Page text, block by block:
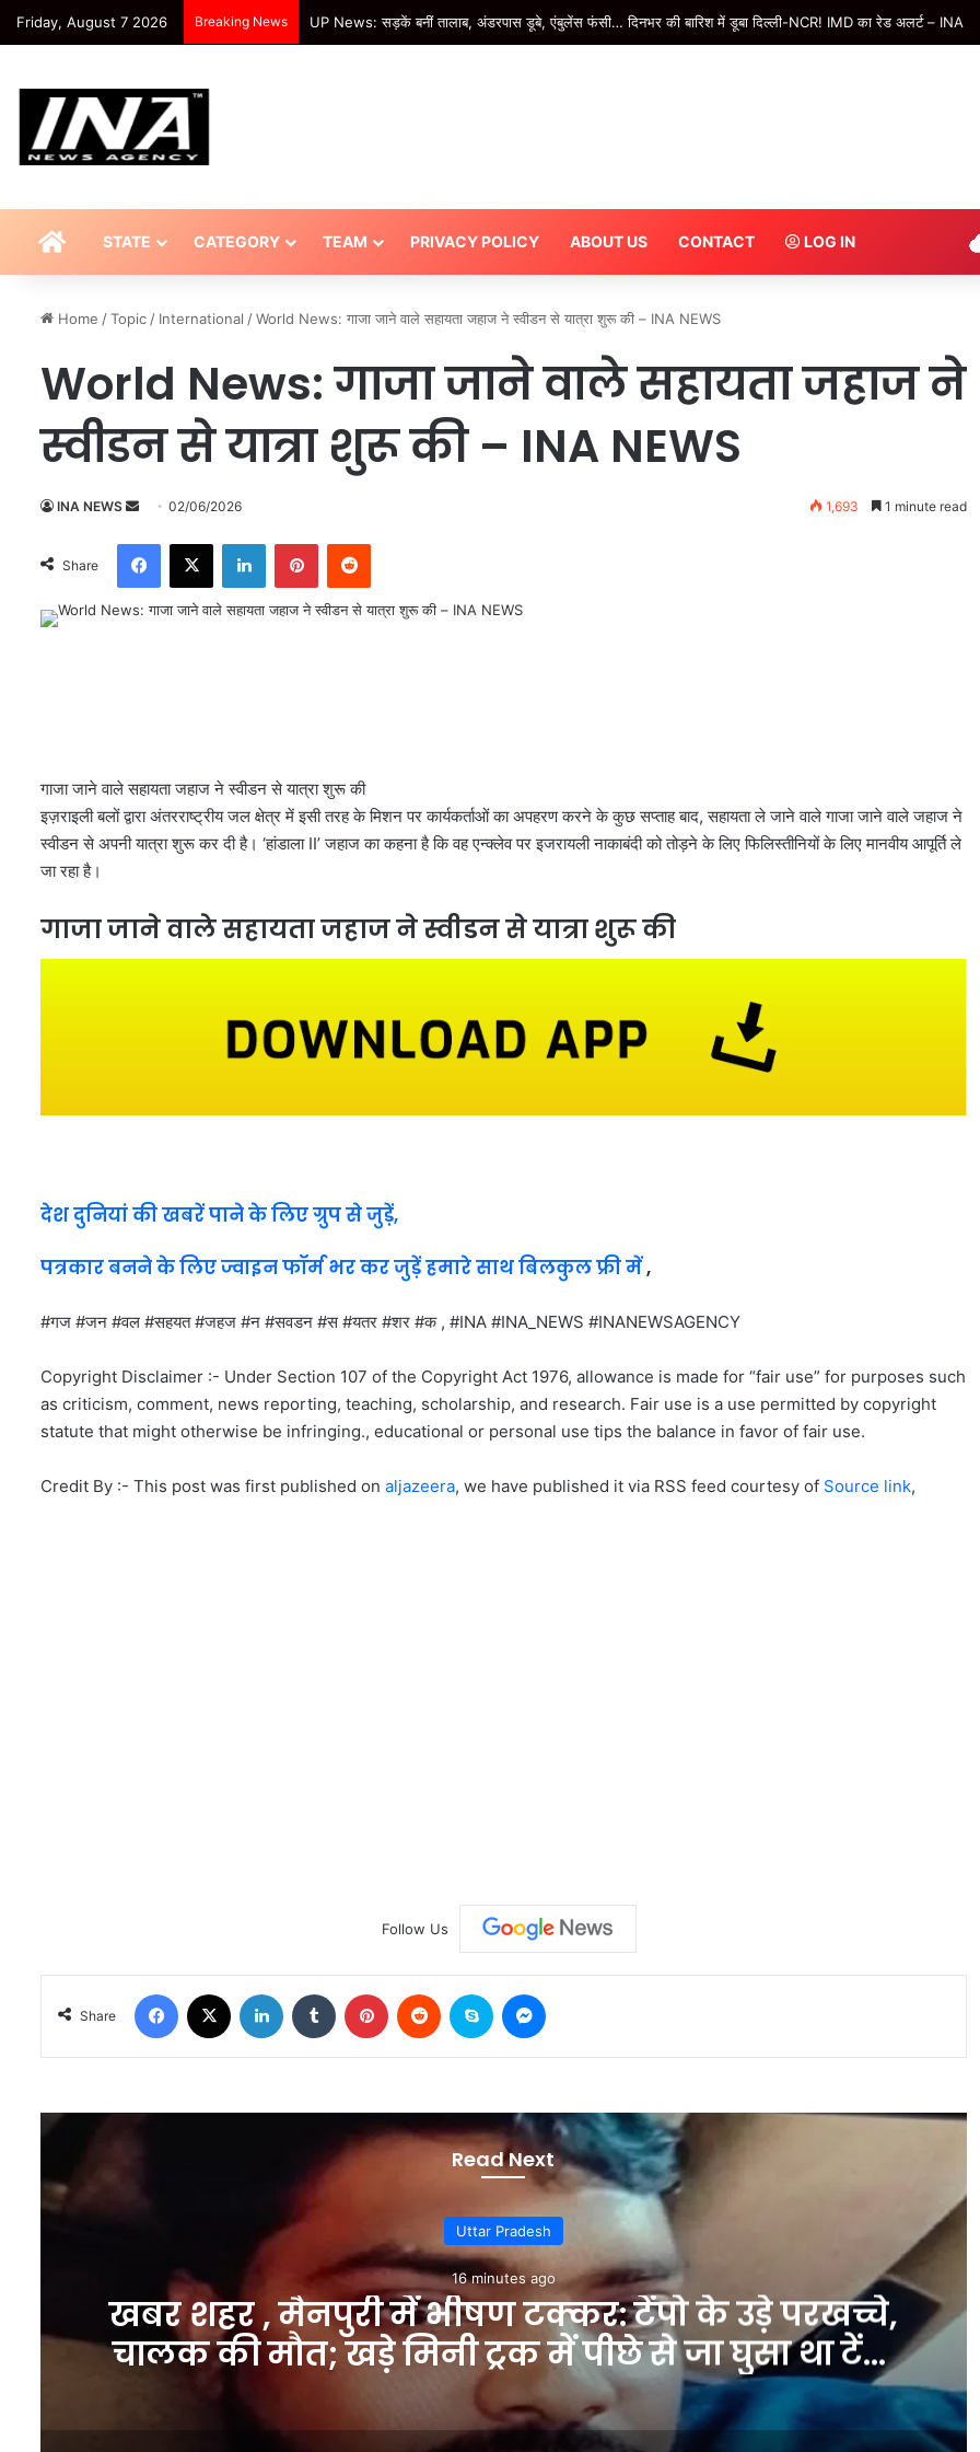
Friday, August 7 2026 Breaking News खबर शहर , मैनपुरी में भीषण टक्कर: टेंपो के उड़े परखच्चे, चालक की मौत; खड़े मिनी ट्रक में पीछे से जा घुसा था टेंपो – INA
HOMESTATE CATEGORY TEAM PRIVACY POLICY ABOUT US CONTACT LOG IN
Home /Topic / International /World News: गाजा जाने वाले सहायता जहाज ने स्वीडन से यात्रा शुरू की – INA NEWS
World News: गाजा जाने वाले सहायता जहाज ने
स्वीडन से यात्रा शुरू की – INA NEWS
INA NEWS
n
d
a
02/06/2026 1,693 1 minute read
Share
गाजा जाने वाले सहायता जहाज ने स्वीडन से यात्रा शुरू की
इज़राइली बलों द्वारा अंतरराष्ट्रीय जल क्षेत्र में इसी तरह के मिशन पर कार्यकर्ताओं का अपहरण करने के कुछ सप्ताह बाद, सहायता ले जाने वाले गाजा जाने वाले जहाज ने
स्वीडन से अपनी यात्रा शुरू कर दी है। ‘हांडाला II’ जहाज का कहना है कि वह एन्क्लेव पर इजरायली नाकाबंदी को तोड़ने के लिए फिलिस्तीनियों के लिए मानवीय आपूर्ति ले
जा रहा है।
गाजा जाने वाले सहायता जहाज ने स्वीडन से यात्रा शुरू की
देश दुनियां की खबरें पाने के लिए ग्रुप से जुड़ें,
पत्रकार बनने के लिए ज्वाइन फॉर्म भर कर जुड़ें हमारे साथ बिलकुल फ्री में,
#गज #जन #वल #सहयत #जहज #न #सवडन #स #यतर #शर #क , #INA #INA_NEWS #INANEWSAGENCY
Copyright Disclaimer :- Under Section 107 of the Copyright Act 1976, allowance is made for “fair use” for purposes such
as criticism, comment, news reporting, teaching, scholarship, and research. Fair use is a use permitted by copyright
statute that might otherwise be infringing., educational or personal use tips the balance in favor of fair use.
Credit By :- This post was first published on aljazeera, we have published it via RSS feed courtesy of Source link,
Follow Us
Share
Read Next
Uttar Pradesh
16 minutes ago
खबर शहर , मैनपुरी में भीषण टक्कर: टेंपो के उड़े परखच्चे,
चालक की मौत; खड़े मिनी ट्रक में पीछे से जा घुसा था टेंपो
– INA